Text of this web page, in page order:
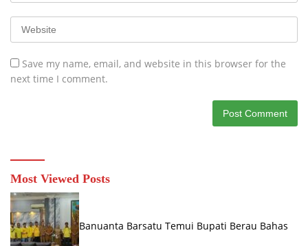
Save my name, email, and website in this browser for the
next time I comment.
Most Viewed Posts
Banuanta Barsatu Temui Bupati Berau Bahas